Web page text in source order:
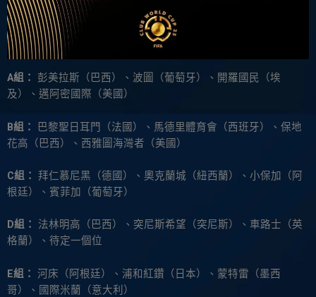
A組：
彭美拉斯（巴西）、波圖（葡萄牙）、開羅國民（埃
及）、邁阿密國際（美國）
B組：
巴黎聖日耳門（法國）、馬德里體育會（西班牙）、保地
花高（巴西）、西雅圖海灣者（美國）
C組： 拜仁慕尼黑（德國）、奧克蘭城（紐西蘭）、小保加（阿
根廷）、賓菲加（葡萄牙）
D組：
法林明高（巴西）、突尼斯希望（突尼斯）、車路士（英
格蘭）、待定一個位
E組： 河床（阿根廷）、浦和紅鑽（日本）、蒙特雷（墨西
哥）、國際米蘭（意大利）